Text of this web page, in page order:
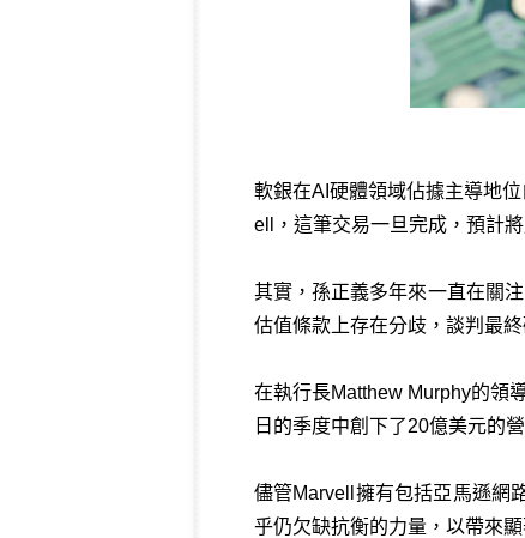
軟銀在AI硬體領域佔據主導地
ell，這筆交易一旦完成，預計
其實，孫正義多年來一直在關
估值條款上存在分歧，談判最
在執行長Matthew Murphy的領
日的季度中創下了20億美元的
儘管Marvell擁有包括亞馬遜網
乎仍欠缺抗衡的力量，以帶來顯